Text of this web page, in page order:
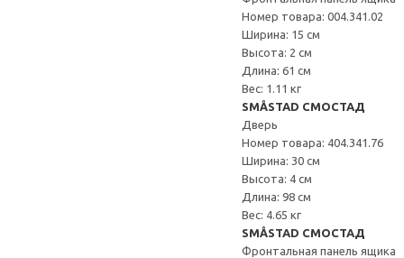
Номер товара: 004.341.02
Ширина: 15 см
Высота: 2 см
Длина: 61 см
Вес: 1.11 кг
SMÅSTAD СМОСТАД
Дверь
Номер товара: 404.341.76
Ширина: 30 см
Высота: 4 см
Длина: 98 см
Вес: 4.65 кг
SMÅSTAD СМОСТАД
Фронтальная панель ящика